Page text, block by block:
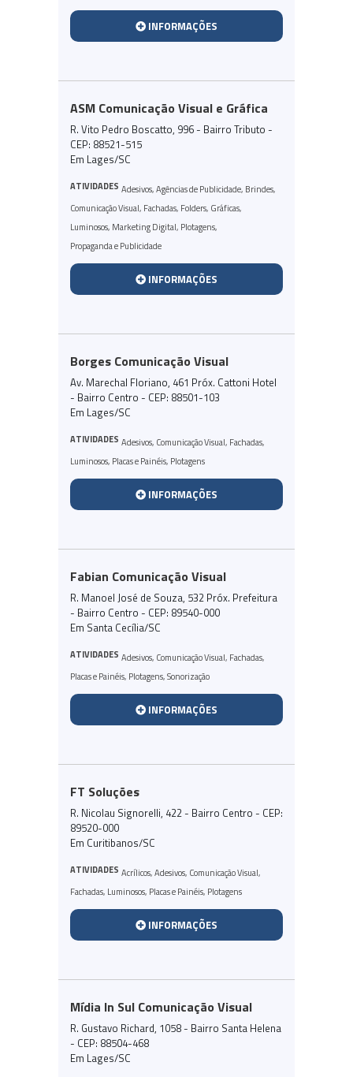
INFORMAÇÕES
ASM Comunicação Visual e Gráfica
R. Vito Pedro Boscatto, 996 - Bairro Tributo -
CEP: 88521-515
Em Lages/SC
ATIVIDADES Adesivos,Agências de Publicidade, Brindes,
Comunicação Visual, Fachadas, Folders, Gráficas,
Luminosos, Marketing Digital, Plotagens,
Propaganda e Publicidade
INFORMAÇÕES
Borges Comunicação Visual
Av. Marechal Floriano, 461 Próx. Cattoni Hotel
- Bairro Centro - CEP: 88501-103
Em Lages/SC
ATIVIDADES Adesivos, Comunicação Visual, Fachadas,
Luminosos, Placas e Painéis, Plotagens
INFORMAÇÕES
Fabian Comunicação Visual
R. Manoel José de Souza, 532 Próx. Prefeitura
- Bairro Centro - CEP: 89540-000
Em Santa Cecília/SC
ATIVIDADES Adesivos, Comunicação Visual, Fachadas,
Placas e Painéis, Plotagens,Sonorização
INFORMAÇÕES
FT Soluções
R. Nicolau Signorelli, 422 - Bairro Centro - CEP:
89520-000
Em Curitibanos/SC
ATIVIDADES Acrílicos,Adesivos, Comunicação Visual,
Fachadas, Luminosos, Placas e Painéis, Plotagens
INFORMAÇÕES
Mídia In Sul Comunicação Visual
R. Gustavo Richard, 1058 - Bairro Santa Helena
- CEP: 88504-468
Em Lages/SC